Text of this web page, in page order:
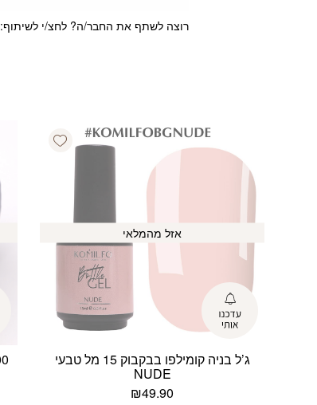
רוצה לשתף את החבר/ה? לחצ/י לשיתוף:
Add wishlist
אזל מהמלאי
ג’ל בניה קומילפו בבקבוק 15 מל טבעי
NUDE
₪49.90